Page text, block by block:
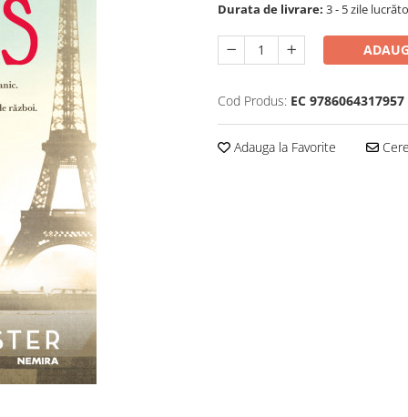
Durata de livrare: 3 - 5 zile
Cod Produs: EC 9786064317957
Adauga la Favorite